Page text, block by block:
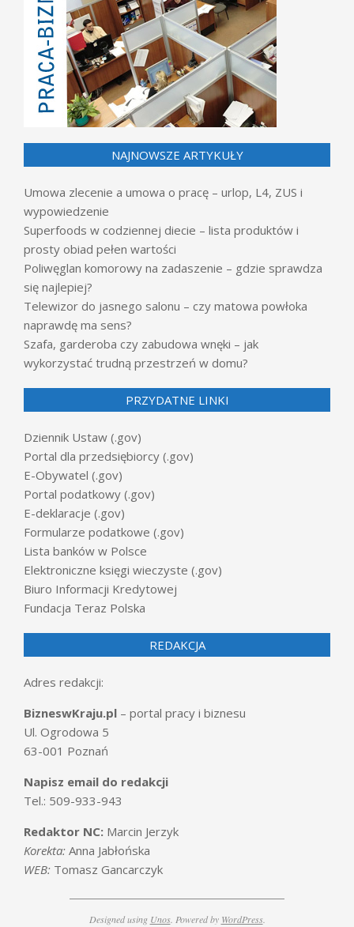
NAJNOWSZE ARTYKUŁY
Umowa zlecenie a umowa o pracę – urlop, L4, ZUS i
wypowiedzenie
Superfoods w codziennej diecie – lista produktów i
prosty obiad pełen wartości
Poliwęglan komorowy na zadaszenie – gdzie sprawdza
się najlepiej?
Telewizor do jasnego salonu – czy matowa powłoka
naprawdę ma sens?
Szafa, garderoba czy zabudowa wnęki – jak
wykorzystać trudną przestrzeń w domu?
PRZYDATNE LINKI
Dziennik Ustaw (.gov)
Portal dla przedsiębiorcy (.gov)
E-Obywatel (.gov)
Portal podatkowy (.gov)
E-deklaracje (.gov)
Formularze podatkowe (.gov)
Lista banków w Polsce
Elektroniczne księgi wieczyste (.gov)
Biuro Informacji Kredytowej
Fundacja Teraz Polska
REDAKCJA
Adres redakcji:
BizneswKraju.pl – portal pracy i biznesu
Ul. Ogrodowa 5
63-001 Poznań
Napisz email do redakcji
Tel.: 509-933-943
Redaktor NC: Marcin Jerzyk
Korekta: Anna Jabłońska
WEB: Tomasz Gancarczyk
Designed using Unos. Powered by WordPress.